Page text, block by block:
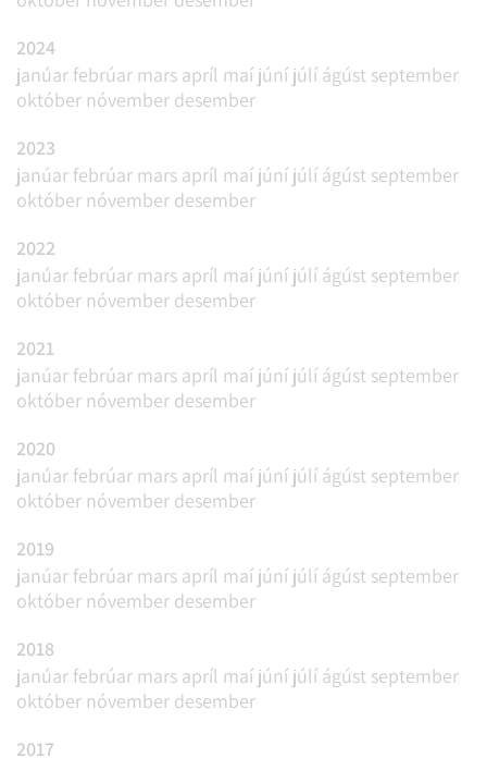
2024
janúar febrúar mars apríl maí júní júlí ágúst september
október nóvember desember
2023
janúar febrúar mars apríl maí júní júlí ágúst september
október nóvember desember
2022
janúar febrúar mars apríl maí júní júlí ágúst september
október nóvember desember
2021
janúar febrúar mars apríl maí júní júlí ágúst september
október nóvember desember
2020
janúar febrúar mars apríl maí júní júlí ágúst september
október nóvember desember
2019
janúar febrúar mars apríl maí júní júlí ágúst september
október nóvember desember
2018
janúar febrúar mars apríl maí júní júlí ágúst september
október nóvember desember
2017